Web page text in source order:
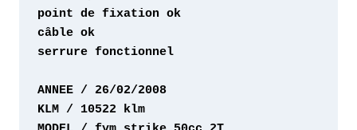
serrure fonctionnel
ANNEE / 26/02/2008